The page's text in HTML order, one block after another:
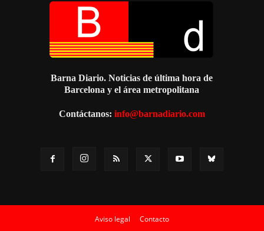
Barna Diario. Noticias de última hora de
Barcelona y el área metropolitana
Contáctanos: info@barnadiario.com
Aviso legal Contacto